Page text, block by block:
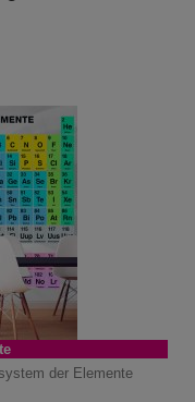
der Elemente